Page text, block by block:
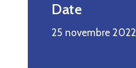
Date
25 novembre 2022